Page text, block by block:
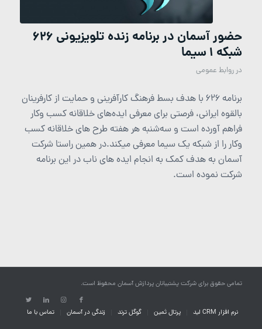
حضور آسمان در برنامه زنده تلویزیونی 626
شبکه 1 سیما
درروابط عمومی
برنامه ۶۲۶ با هدف بسط فرهنگ کارآفرینی و حمایت از کارفرینان
بالقوه ایرانی، فرصتی برای معرفی ایده‌های خلاقانه کسب وکار
فراهم آورده است و سه‌شنبه هر هفته طرح های خلاقانه کسب
وکار را از شبکه یک سیما معرفی می­کند.در همین راستا شرکت
آسمان به هدف کمک به انجام ایده های ناب در این برنامه
شرکت نموده است.
تمامی حقوق برای شرکت پشتیبانان پردازش آسمان محفوظ است.
نرم افزار CRM لید پرتال ثمین گوگل ترند زندگی در آسمان تماس با ما